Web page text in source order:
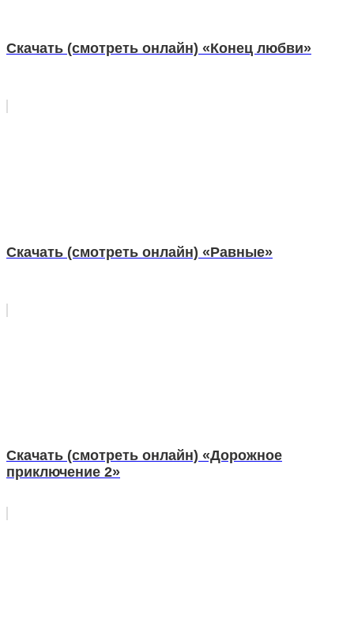
Скачать (смотреть онлайн) «Конец любви»
Скачать (смотреть онлайн) «Равные»
Скачать (смотреть онлайн) «Дорожное
приключение 2»